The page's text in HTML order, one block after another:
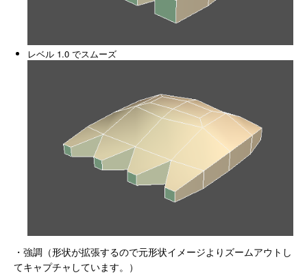
レベル 1.0 でスムーズ
・強調（形状が拡張するので元形状イメージよりズームアウトし
てキャプチャしています。）